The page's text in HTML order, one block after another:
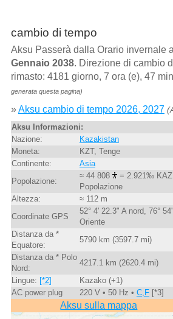
cambio di tempo
Aksu Passerà dalla Orario invernale a
Gennaio 2038. Direzione di cambio
rimasto: 4181 giorno, 7 ora (e), 47
generata questa pagina)
»Aksu cambio di tempo 2026, 2027
Aksu Informazioni:
Nazione:
Kazakistan
Moneta:
KZT, Tenge
Continente:
Asia
Popolazione:
≈ 44 808
= 2.921‰ KAZ
Popolazione
Altezza:
≈ 112 m
Coordinate GPS
52° 4' 22.3" A nord, 76°
Oriente
Distanza da *
Equatore:
5790 km (3597.7 mi)
Distanza da * Polo
Nord:
4217.1 km (2620.4 mi)
Lingue: [*2]
Kazako (+1)
AC power plug
220 V • 50 Hz • C,F[*3]
Aksu sulla mappa